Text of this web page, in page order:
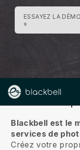
ESSAYEZ LA DÉMO
»
Blackbell est le
services de
Créez votre